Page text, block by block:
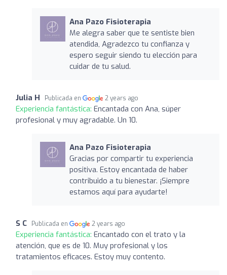
Ana Pazo Fisioterapia
Me alegra saber que te sentiste bien
atendida, Agradezco tu confianza y
espero seguir siendo tu elección para
cuidar de tu salud.
Julia H Publicada en 2 years ago
Experiencia fantástica: Encantada con Ana, súper
profesional y muy agradable. Un 10.
Ana Pazo Fisioterapia
Gracias por compartir tu experiencia
positiva. Estoy encantada de haber
contribuido a tu bienestar. ¡Siempre
estamos aquí para ayudarte!
S C Publicada en 2 years ago
Experiencia fantástica: Encantado con el trato y la
atención, que es de 10. Muy profesional y los
tratamientos eficaces. Estoy muy contento.